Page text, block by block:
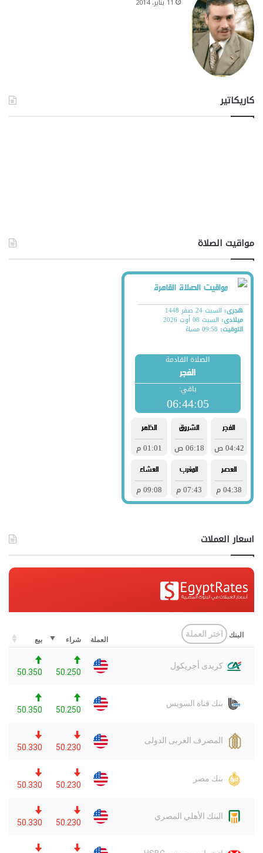
11 يناير، 2014
كاريكاتير
مواقيت الصلاة
اسعار العملات